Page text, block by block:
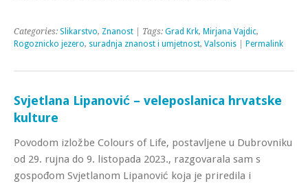
Categories: Slikarstvo, Znanost | Tags: Grad Krk, Mirjana Vajdic,
Rogoznicko jezero, suradnja znanost i umjetnost, Valsonis Permalink
Svjetlana Lipanović – veleposlanica hrvatske
kulture
Povodom izložbe Colours of Life, postavljene u Dubrovniku
od 29. rujna do 9. listopada 2023., razgovarala sam s
gospođom Svjetlanom Lipanović koja je priredila i